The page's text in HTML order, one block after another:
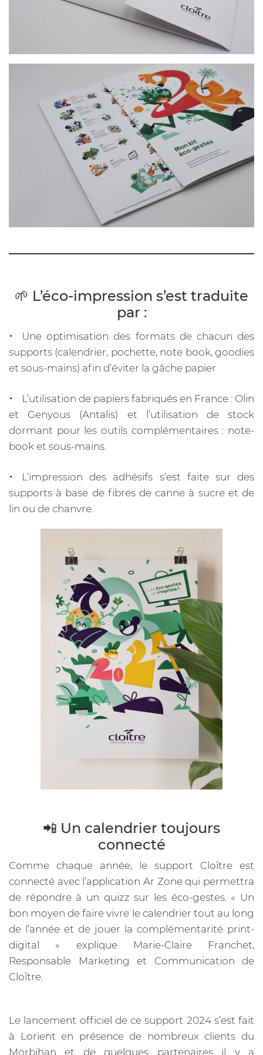
🌱 L’éco-impression s’est traduite
par :
Une optimisation des formats de chacun des
supports (calendrier, pochette, note book, goodies
et sous-mains) afin d’éviter la gâche papier
L’utilisation de papiers fabriqués en France : Olin
et Genyous (Antalis) et l’utilisation de stock
dormant pour les outils complémentaires : note-
book et sous-mains.
L’impression des adhésifs s’est faite sur des
supports à base de fibres de canne à sucre et de
lin ou de chanvre.
📲 Un calendrier toujours
connecté
Comme chaque année, le support Cloître est
connecté avec l’application Ar Zone qui permettra
de répondre à un quizz sur les éco-gestes. « Un
bon moyen de faire vivre le calendrier tout au long
de l’année et de jouer la complémentarité print-
digital » explique Marie-Claire Franchet,
Responsable Marketing et Communication de
Cloître.
Le lancement officiel de ce support 2024 s’est fait
à Lorient en présence de nombreux clients du
Morbihan et de quelques partenaires il y a